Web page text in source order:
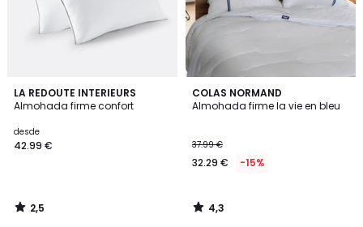
LA REDOUTE INTERIEURS
Almohada firme confort
desde
42.99 €
2,5
/ 5
2,5
/
COLAS NORMAND
Almohada firme la vie en bleu
37.99 €
32.29 € -15%
4,3
/ 5
4,3
/